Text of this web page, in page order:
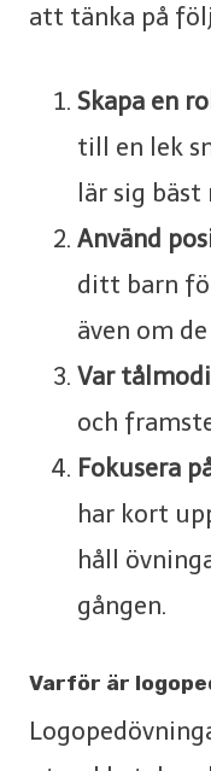
att tänka på
Skapa en
till en lek
lär sig
Använd
ditt barn
även om
Var
och
Fokusera
har kort
håll
gången.
Varför är